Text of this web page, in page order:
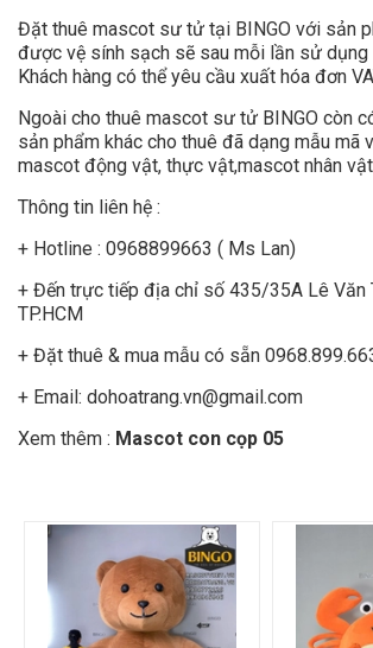
Đặt thuê mascot sư tử tại BINGO với sản
được vệ sính sạch sẽ sau mỗi lần sử dụng
Khách hàng có thể yêu cầu xuất hóa đơn
Ngoài cho thuê mascot sư tử BINGO còn
sản phẩm khác cho thuê đã dạng mẫu mã
mascot động vật, thực vật,mascot nhân vật
Thông tin liên hệ :
+ Hotline : 0968899663 ( Ms Lan)
+ Đến trực tiếp địa chỉ số 435/35A Lê Văn
TP.HCM
+ Đặt thuê & mua mẫu có sẵn
+ Email: dohoatrang.vn@gmail.com
Xem thêm : Mascot con cọp 05